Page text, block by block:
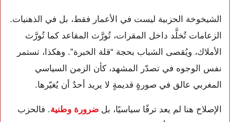
الشيخوخة الحزبية ليست في الأعمار فقط، بل في الذهنيات.
الزعامات تُخلَّد داخل المقرات، تُورَّث المقاعد كما تُورَّث
الأملاك، ويُقصى الشباب بحجة “قلة الخبرة”. وهكذا، تستمر
نفس الوجوه في تصدّر المشهد، كأن الزمن السياسي
المغربي عالق في صورةٍ قديمةٍ لا يريد أحدٌ أن يُغيّرها.
الإصلاح هنا لم يعد ترفًا سياسيًا، بل ضرورة وطنية. فالحزب